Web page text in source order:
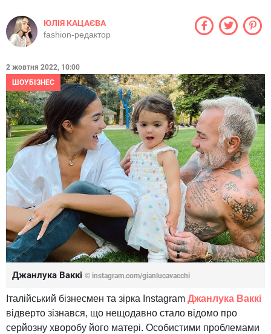
ЮЛІЯ КАЦАЄВА
fashion-редактор
2 жовтня 2022, 10:00
ШОУБІЗНЕС
Джанлука Ваккі © instagram.com/gianlucavacchi
Італійський бізнесмен та зірка Instagram Джанлука Ваккі
відверто зізнався, що нещодавно стало відомо про
серйозну хворобу його матері. Особистими проблемами